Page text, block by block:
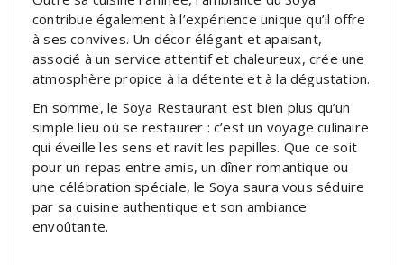
contribue également à l’expérience unique qu’il offre
à ses convives. Un décor élégant et apaisant,
associé à un service attentif et chaleureux, crée une
atmosphère propice à la détente et à la dégustation.
En somme, le Soya Restaurant est bien plus qu’un
simple lieu où se restaurer : c’est un voyage culinaire
qui éveille les sens et ravit les papilles. Que ce soit
pour un repas entre amis, un dîner romantique ou
une célébration spéciale, le Soya saura vous séduire
par sa cuisine authentique et son ambiance
envoûtante.